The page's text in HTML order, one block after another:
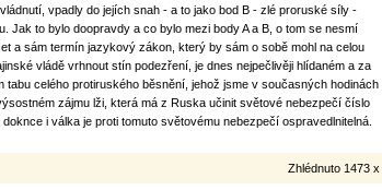
vpadly do jejích snah - a to jako bod B - zlé proruské síly -
Jak to bylo doopravdy a co bylo mezi body A a B, o tom se nesmí
a sám termín jazykový zákon, který by sám o sobě mohl na celou
vládě vrhnout stín podezření, je dnes nejpečlivěji hlídaném a za
tabu celého protiruského běsnění, jehož jsme v současných hodinách
zájmu lži, která má z Ruska učinit světové nebezpečí číslo
i válka je proti tomuto světovému nebezpečí ospravedlnitelná.
Zhlédnuto 1473 x